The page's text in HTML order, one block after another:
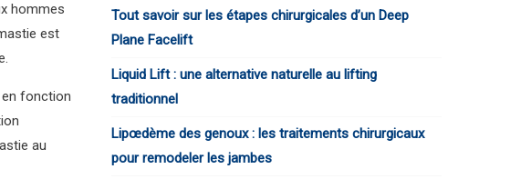
hommes
est
en fonction
au
Tout savoir sur les étapes chirurgicales d’un Deep
Plane Facelift
Liquid Lift : une alternative naturelle au lifting
traditionnel
Lipœdème des genoux : les traitements chirurgicaux
pour remodeler les jambes